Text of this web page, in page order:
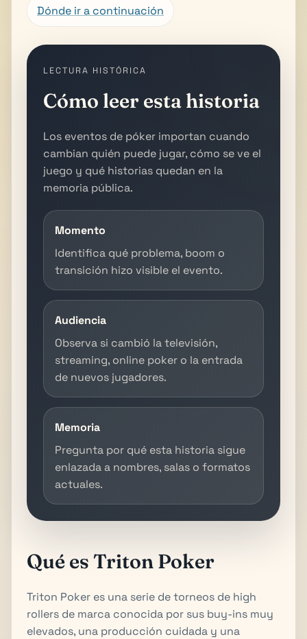
Dónde ir a continuación
LECTURA HISTÓRICA
Cómo leer esta historia
Los eventos de póker importan cuando
cambian quién puede jugar, cómo se ve el
juego y qué historias quedan en la
memoria pública.
Momento
Identifica qué problema, boom o
transición hizo visible el evento.
Audiencia
Observa si cambió la televisión,
streaming, online poker o la entrada
de nuevos jugadores.
Memoria
Pregunta por qué esta historia sigue
enlazada a nombres, salas o formatos
actuales.
Qué es Triton Poker
Triton Poker es una serie de torneos de high
rollers de marca conocida por sus buy-ins muy
elevados, una producción cuidada y una